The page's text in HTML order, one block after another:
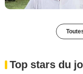
Top stars du